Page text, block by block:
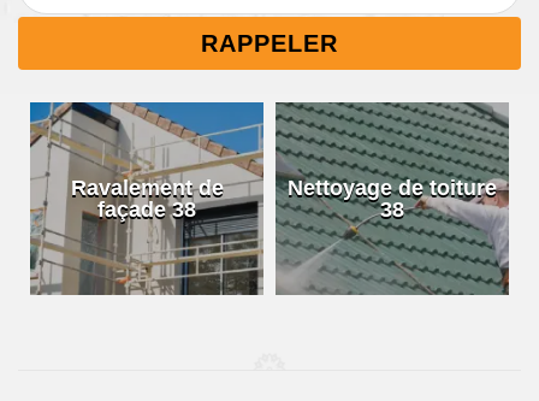
Ravalement de
façade 38
Nettoyage de toiture
38